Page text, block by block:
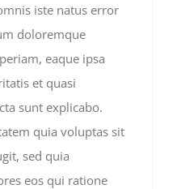
iste natus error
doloremque
eaque ipsa
et quasi
sunt explicabo.
quia voluptas sit
sed quia
eos qui ratione